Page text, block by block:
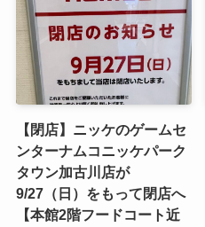
【閉店】ニッケのゲームセ
ンターナムコニッケパーク
タウン加古川店が
9/27（日）をもって閉店へ
【本館2階フードコート近